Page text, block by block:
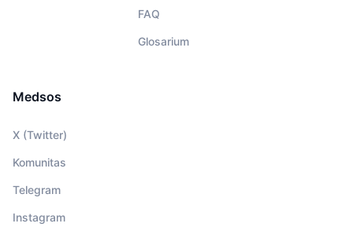
FAQ
Glosarium
Medsos
X (Twitter)
Komunitas
Telegram
Instagram